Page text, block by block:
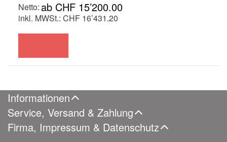
ab CHF 15’200.00
inkl. MWSt.: CHF 16’431.20
Informationen
Service, Versand & Zahlung
Firma, Impressum & Datenschutz